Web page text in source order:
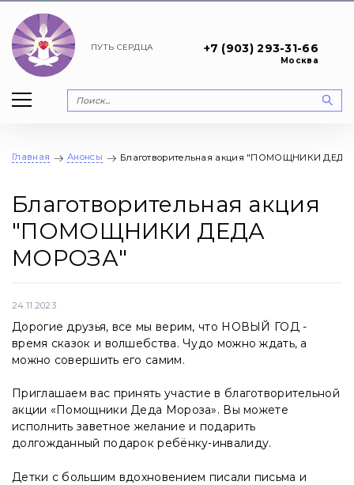
ПУТЬ СЕРДЦА +7 (903) 293-31-66
Москва
Главная Анонсы Благотворительная акция "ПОМОЩНИКИ
Благотворительная акция
"ПОМОЩНИКИ ДЕДА
МОРОЗА"
24.11.2023
Дорогие друзья, все мы верим, что НОВЫЙ ГОД -
время сказок и волшебства. Чудо можно ждать, а
можно совершить его самим.
Приглашаем вас принять участие в благотворительной
акции «Помощники Деда Мороза». Вы можете
исполнить заветное желание и подарить
долгожданный подарок ребёнку-инвалиду.
Детки с большим вдохновением писали письма и